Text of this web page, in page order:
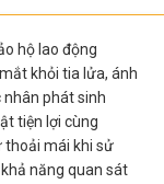
hộ lao động
khỏi tia lửa, ánh
nhân phát sinh
tiện lợi cùng
thoải mái khi sử
năng quan sát